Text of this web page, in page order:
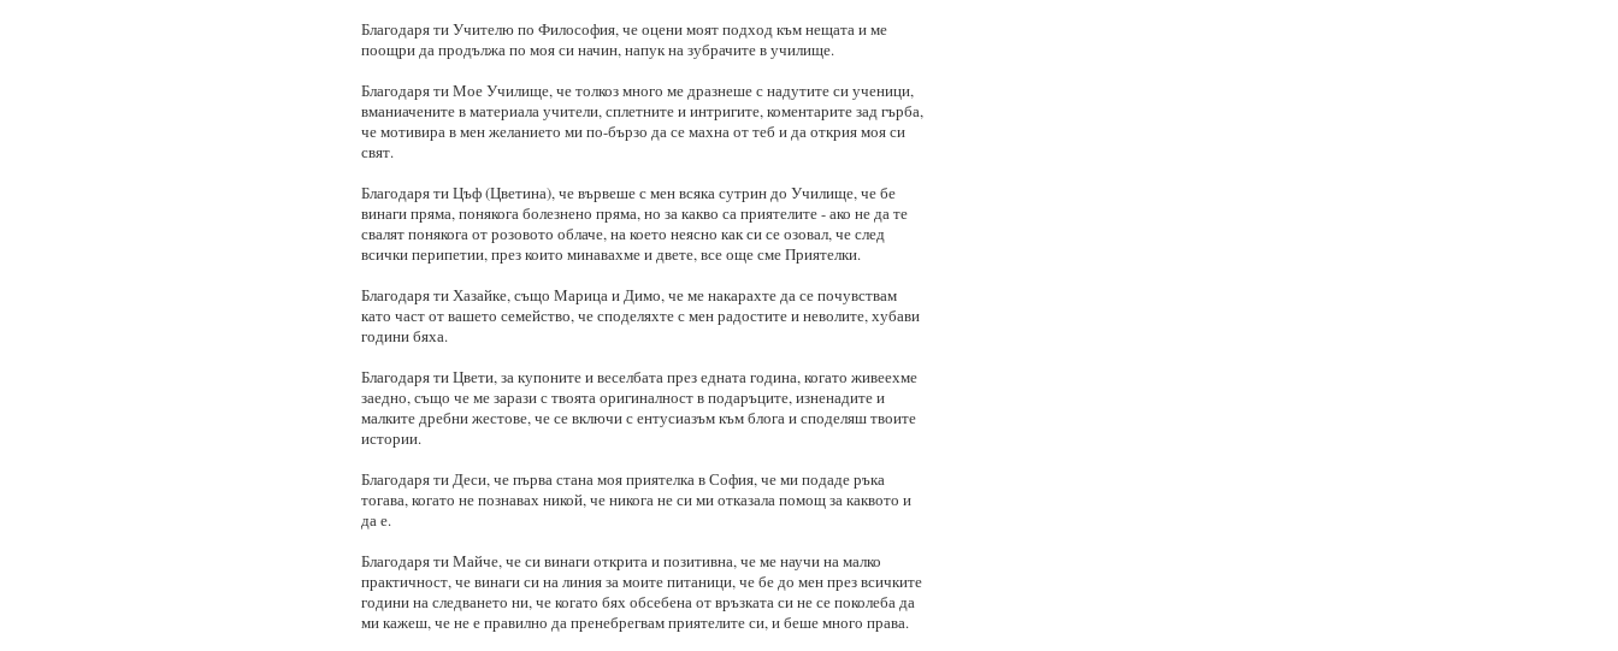
Благодаря ти Учителю по Философия, че оцени моят подход към нещата и ме
поощри да продължа по моя си начин, напук на зубрачите в училище.
Благодаря ти Мое Училище, че толкоз много ме дразнеше с надутите си ученици,
вманиачените в материала учители, сплетните и интригите, коментарите зад гърба,
че мотивира в мен желанието ми по-бързо да се махна от теб и да открия моя си
свят.
Благодаря ти Цъф (Цветина), че вървеше с мен всяка сутрин до Училище, че бе
винаги пряма, понякога болезнено пряма, но за какво са приятелите - ако не да те
свалят понякога от розовото облаче, на което неясно как си се озовал, че след
всички перипетии, през които минавахме и двете, все още сме Приятелки.
Благодаря ти Хазайке, също Марица и Димо, че ме накарахте да се почувствам
като част от вашето семейство, че споделяхте с мен радостите и неволите, хубави
години бяха.
Благодаря ти Цвети, за купоните и веселбата през едната година, когато живеехме
заедно, също че ме зарази с твоята оригиналност в подаръците, изненадите и
малките дребни жестове, че се включи с ентусиазъм към блога и споделяш твоите
истории.
Благодаря ти Деси, че първа стана моя приятелка в София, че ми подаде ръка
тогава, когато не познавах никой, че никога не си ми отказала помощ за каквото и
да е.
Благодаря ти Майче, че си винаги открита и позитивна, че ме научи на малко
практичност, че винаги си на линия за моите питаници, че бе до мен през всичките
години на следването ни, че когато бях обсебена от връзката си не се поколеба да
ми кажеш, че не е правилно да пренебрегвам приятелите си, и беше много права.